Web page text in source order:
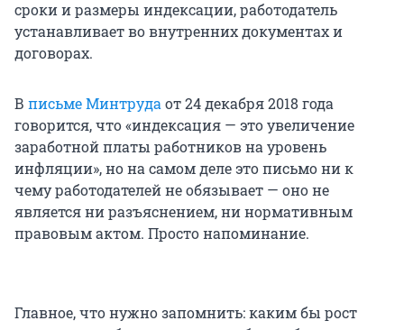
сроки и размеры индексации, работодатель
устанавливает во внутренних документах и
договорах.
В письме Минтрудаот 24 декабря 2018 года
говорится, что «индексация — это увеличение
заработной платы работников на уровень
инфляции», но на самом деле это письмо ни к
чему работодателей не обязывает — оно не
является ни разъяснением, ни нормативным
правовым актом. Просто напоминание.
Главное, что нужно запомнить: каким бы рост